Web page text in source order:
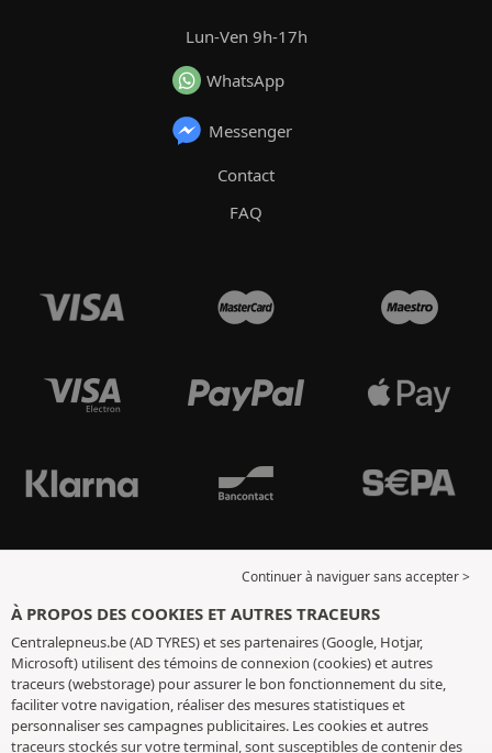
Lun-Ven 9h-17h
WhatsApp
Messenger
Contact
FAQ
Continuer à naviguer sans accepter >
À PROPOS DES COOKIES ET AUTRES TRACEURS
Centralepneus.be (AD TYRES) et ses partenaires (Google, Hotjar,
Microsoft) utilisent des témoins de connexion (cookies) et autres
traceurs (webstorage) pour assurer le bon fonctionnement du site,
faciliter votre navigation, réaliser des mesures statistiques et
personnaliser ses campagnes publicitaires. Les cookies et autres
traceurs stockés sur votre terminal, sont susceptibles de contenir des